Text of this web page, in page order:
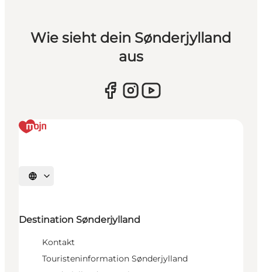
Wie sieht dein Sønderjylland
aus
Sprache auswählen
Destination Sønderjylland
Kontakt
Touristeninformation Sønderjylland